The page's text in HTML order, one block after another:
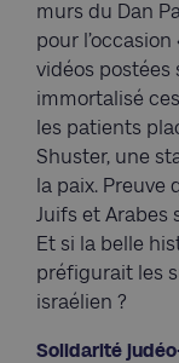
murs du Dan
pour
vidéos postées
immortalisé
les patients
Shuster, une
la paix.
Juifs et Arabes
Et si la belle
préfigurait les
israélien ?
Solidarité